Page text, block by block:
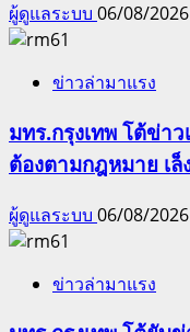
ผู้ดูแลระบบ 06/08/2026
ข่าวล่ามาแรง
มทร.กรุงเทพ โต้ข่า
ต้องตามกฎหมาย เ
ผู้ดูแลระบบ 06/08/2026
ข่าวล่ามาแรง